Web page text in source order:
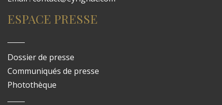
ESPACE PRESSE
Dossier de presse
Communiqués de presse
Photothèque